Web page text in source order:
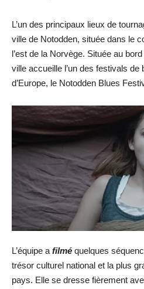
L’un des principaux lieux de
ville de Notodden, située dans le
l’est de la Norvège. Située au
ville accueille l’un des festivals de
d’Europe, le Notodden Blues
L’équipe a filmé quelques
trésor culturel national et la plus
pays. Elle se dresse fièrement